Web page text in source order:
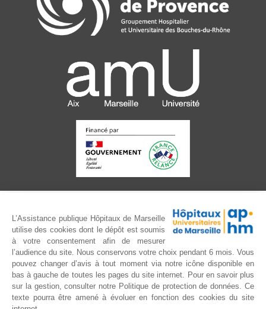
L’Assistance publique Hôpitaux de Marseille
utilise des cookies dont le dépôt est soumis
à votre consentement afin de mesurer
l’audience du site. Nous conservons votre choix pendant 6 mois. Vous
pouvez changer d’avis à tout moment via notre icône disponible en
bas à gauche de toutes les pages du site internet. Pour en savoir plus
sur la gestion, consulter notre Politique de protection de données. Ce
texte pourra être amené à évoluer en fonction des cookies du site